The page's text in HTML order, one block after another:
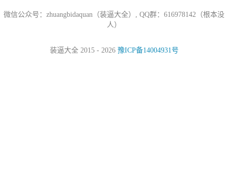
微信公众号：zhuangbidaquan（装逼大全）, QQ群：616978142（根本没
人）
装逼大全 2015 - 2026 豫ICP备14004931号